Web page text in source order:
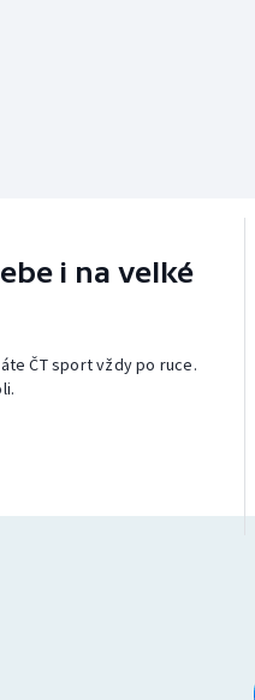
i na velké
ČT sport vždy po ruce.